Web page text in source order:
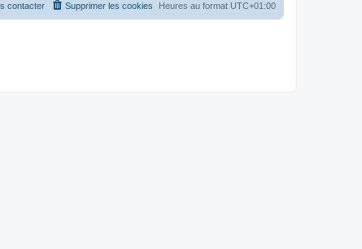
Heures au format UTC+01:00
Supprimer les cookies
contacter